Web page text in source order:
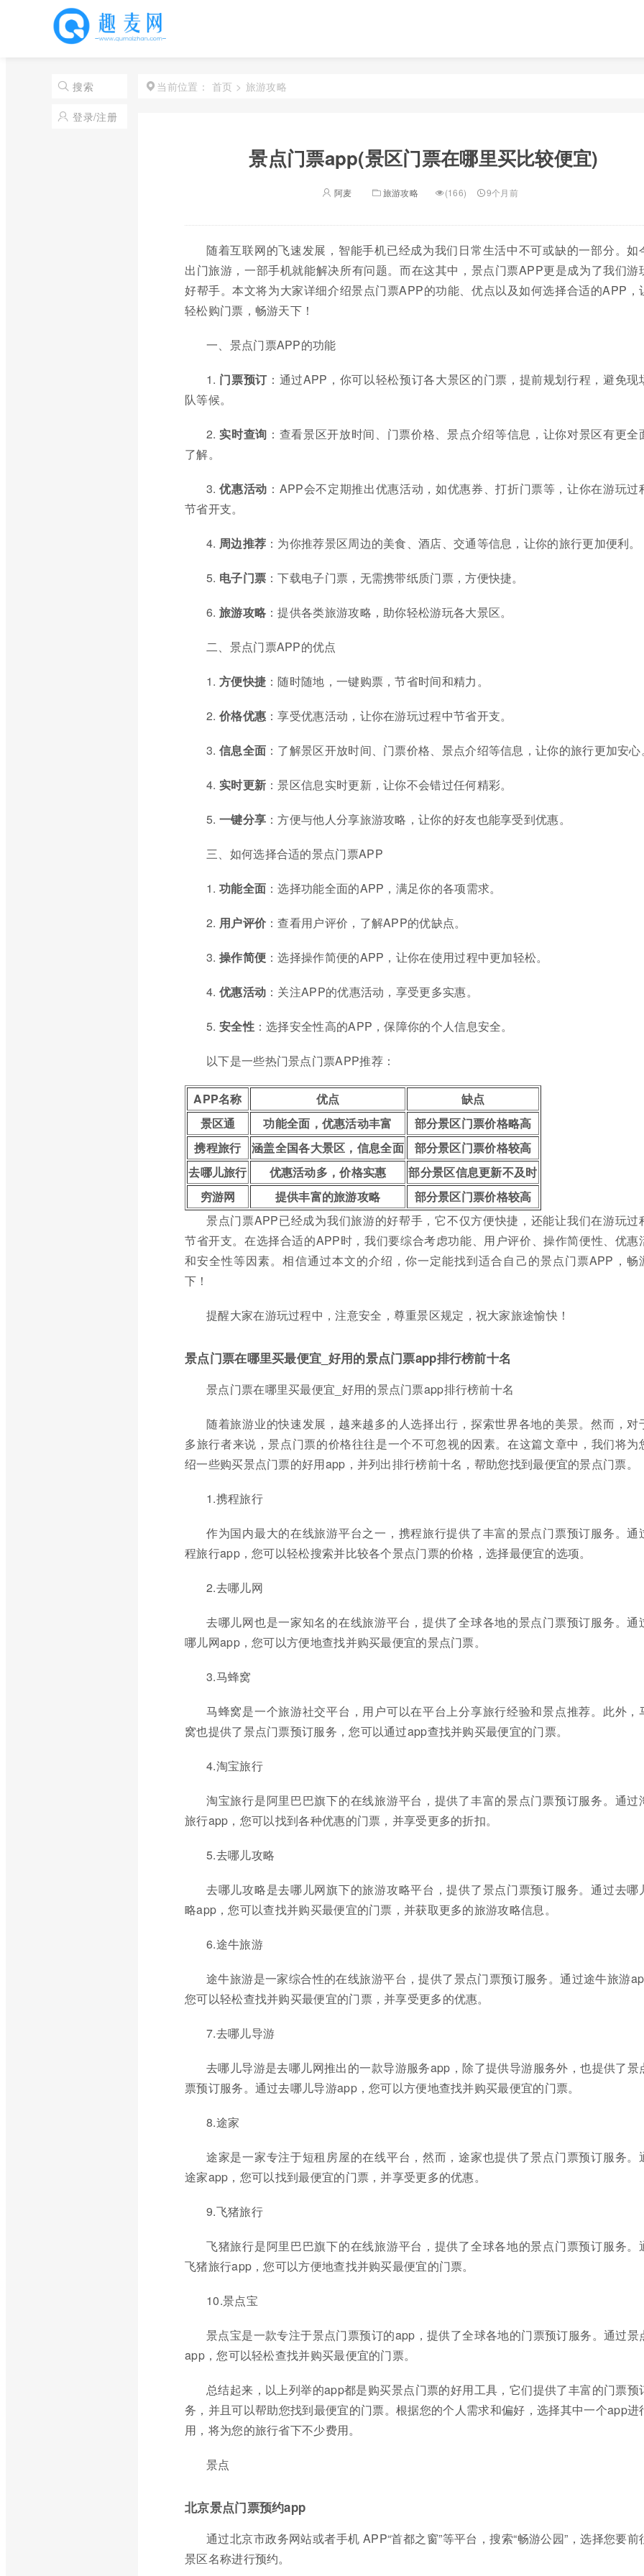
搜索
登录/注册
当前位置： 首页 > 旅游攻略
景点门票app(景区门票在哪里买比较便宜)
阿麦 旅游攻略 (166) 9个月前
随着互联网的飞速发展，智能手机已经成为我们日常生活中不可或缺的一部分。如
出门旅游，一部手机就能解决所有问题。而在这其中，景点门票APP更是成为了我们游
好帮手。本文将为大家详细介绍景点门票APP的功能、优点以及如何选择合适的APP，
轻松购门票，畅游天下！
一、景点门票APP的功能
1. 门票预订：通过APP，你可以轻松预订各大景区的门票，提前规划行程，避免现
队等候。
2.实时查询 ：查看景区开放时间、门票价格、景点介绍等信息，让你对景区有更全
了解。
3.优惠活动 ：APP会不定期推出优惠活动，如优惠券、打折门票等，让你在游玩过
节省开支。
4. 周边推荐 ：为你推荐景区周边的美食、酒店、交通等信息，让你的旅行更加便利。
5. 电子门票 ：下载电子门票，无需携带纸质门票，方便快捷。
6. 旅游攻略 ：提供各类旅游攻略，助你轻松游玩各大景区。
二、景点门票APP的优点
1. 方便快捷 ：随时随地，一键购票，节省时间和精力。
2. 价格优惠 ：享受优惠活动，让你在游玩过程中节省开支。
3. 信息全面 ：了解景区开放时间、门票价格、景点介绍等信息，让你的旅行更加安心
4. 实时更新 ：景区信息实时更新，让你不会错过任何精彩。
5. 一键分享 ：方便与他人分享旅游攻略，让你的好友也能享受到优惠。
三、如何选择合适的景点门票APP
1. 功能全面 ：选择功能全面的APP，满足你的各项需求。
2. 用户评价：查看用户评价，了解APP的优缺点。
3. 操作简便 ：选择操作简便的APP，让你在使用过程中更加轻松。
4. 优惠活动 ：关注APP的优惠活动，享受更多实惠。
5. 安全性：选择安全性高的APP，保障你的个人信息安全。
以下是一些热门景点门票APP推荐：
APP名称 优点
缺点
景区通
功能全面，优惠活动丰富
部分景区门票价格略高
携程旅行
涵盖全国各大景区，信息全面
部分景区门票价格较高
去哪儿旅行
优惠活动多，价格实惠
部分景区信息更新不及时
穷游网
提供丰富的旅游攻略
部分景区门票价格较高
景点门票APP已经成为我们旅游的好帮手，它不仅方便快捷，还能让我们在游玩过
节省开支。在选择合适的APP时，我们要综合考虑功能、用户评价、操作简便性、优惠
和安全性等因素。相信通过本文的介绍，你一定能找到适合自己的景点门票APP，畅
下！
提醒大家在游玩过程中，注意安全，尊重景区规定，祝大家旅途愉快！
景点门票在哪里买最便宜_好用的景点门票app排行榜前十名
景点门票在哪里买最便宜_好用的景点门票app排行榜前十名
随着旅游业的快速发展，越来越多的人选择出行，探索世界各地的美景。然而，对
多旅行者来说，景点门票的价格往往是一个不可忽视的因素。在这篇文章中，我们将为
绍一些购买景点门票的好用app，并列出排行榜前十名，帮助您找到最便宜的景点门票。
1.携程旅行
作为国内最大的在线旅游平台之一，携程旅行提供了丰富的景点门票预订服务。通
程旅行app，您可以轻松搜索并比较各个景点门票的价格，选择最便宜的选项。
2.去哪儿网
去哪儿网也是一家知名的在线旅游平台，提供了全球各地的景点门票预订服务。通
哪儿网app，您可以方便地查找并购买最便宜的景点门票。
3.马蜂窝
马蜂窝是一个旅游社交平台，用户可以在平台上分享旅行经验和景点推荐。此外，
窝也提供了景点门票预订服务，您可以通过app查找并购买最便宜的门票。
4.淘宝旅行
淘宝旅行是阿里巴巴旗下的在线旅游平台，提供了丰富的景点门票预订服务。通过
旅行app，您可以找到各种优惠的门票，并享受更多的折扣。
5.去哪儿攻略
去哪儿攻略是去哪儿网旗下的旅游攻略平台，提供了景点门票预订服务。通过去哪
略app，您可以查找并购买最便宜的门票，并获取更多的旅游攻略信息。
6.途牛旅游
途牛旅游是一家综合性的在线旅游平台，提供了景点门票预订服务。通过途牛旅游
您可以轻松查找并购买最便宜的门票，并享受更多的优惠。
7.去哪儿导游
去哪儿导游是去哪儿网推出的一款导游服务app，除了提供导游服务外，也提供了景
票预订服务。通过去哪儿导游app，您可以方便地查找并购买最便宜的门票。
8.途家
途家是一家专注于短租房屋的在线平台，然而，途家也提供了景点门票预订服务。
途家app，您可以找到最便宜的门票，并享受更多的优惠。
9.飞猪旅行
飞猪旅行是阿里巴巴旗下的在线旅游平台，提供了全球各地的景点门票预订服务。
飞猪旅行app，您可以方便地查找并购买最便宜的门票。
10.景点宝
景点宝是一款专注于景点门票预订的app，提供了全球各地的门票预订服务。通过景
app，您可以轻松查找并购买最便宜的门票。
总结起来，以上列举的app都是购买景点门票的好用工具，它们提供了丰富的门票预
务，并且可以帮助您找到最便宜的门票。根据您的个人需求和偏好，选择其中一个app进
用，将为您的旅行省下不少费用。
景点
北京景点门票预约app
通过北京市政务网站或者手机 APP“首都之窗”等平台，搜索“畅游公园”，选择您要前
景区名称进行预约。